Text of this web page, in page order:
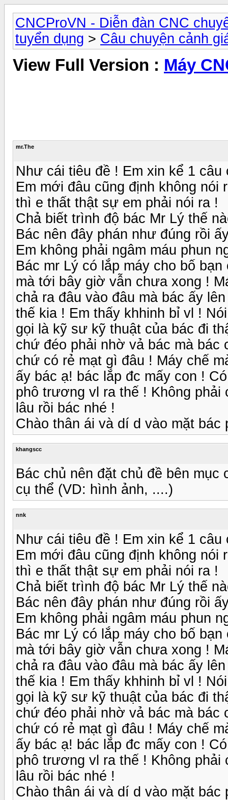
CNCProVN - Diễn đàn CNC
tuyển dụng > Câu chuyện cảnh
View Full Version : Máy
mr.The
Như cái tiêu đề ! Em xin kể 1
Em mới đâu cũng định không
thì e thất thật sự em phải nói ra !
Chả biết trình độ bác Mr Lý thế
Bác nên đây phán như đúng rồi
Em không phải ngâm máu phun
Bác mr Lý có lắp máy cho bố
mà tới bây giờ vẫn chưa xong !
chả ra đâu vào đâu mà bác ấy
thế kia ! Em thấy khhinh bỉ vl !
gọi là kỹ sư kỹ thuật của bác đi
chứ đéo phải nhờ vả bác mà bác
chứ có rẻ mạt gì đâu ! Máy chế
ấy bác ạ! bác lắp đc mấy con !
phô trương vl ra thế ! Không
lâu rồi bác nhé !
Chào thân ái và dí d vào mặt bác
khangscc
Bác chủ nên đặt chủ đề bên
cụ thể (VD: hình ảnh, ....)
nnk
Như cái tiêu đề ! Em xin kể 1
Em mới đâu cũng định không
thì e thất thật sự em phải nói ra !
Chả biết trình độ bác Mr Lý thế
Bác nên đây phán như đúng rồi
Em không phải ngâm máu phun
Bác mr Lý có lắp máy cho bố
mà tới bây giờ vẫn chưa xong !
chả ra đâu vào đâu mà bác ấy
thế kia ! Em thấy khhinh bỉ vl !
gọi là kỹ sư kỹ thuật của bác đi
chứ đéo phải nhờ vả bác mà bác
chứ có rẻ mạt gì đâu ! Máy chế
ấy bác ạ! bác lắp đc mấy con !
phô trương vl ra thế ! Không
lâu rồi bác nhé !
Chào thân ái và dí d vào mặt bác